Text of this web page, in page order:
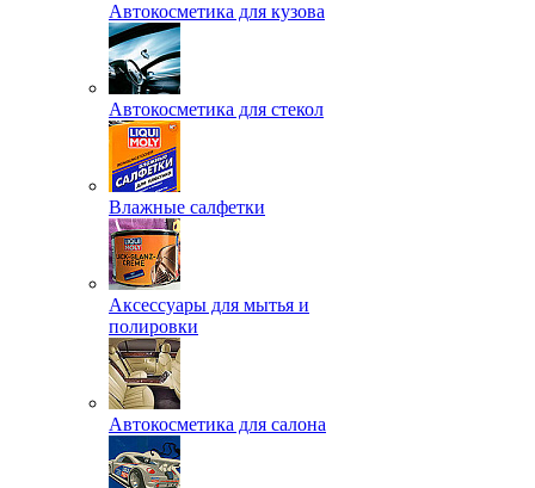
Автокосметика для кузова
Автокосметика для стекол
Влажные салфетки
Аксессуары для мытья и
полировки
Автокосметика для салона